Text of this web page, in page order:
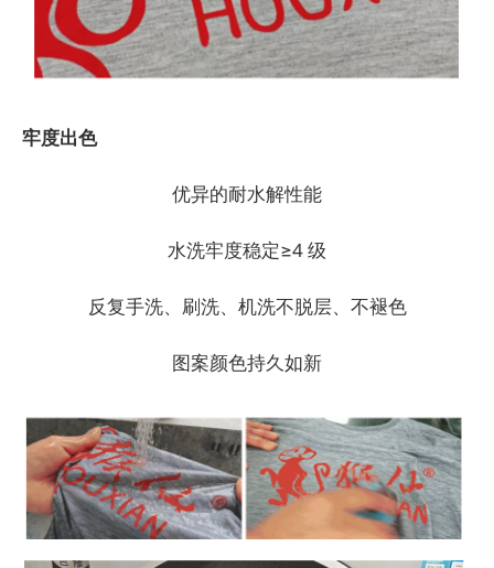
牢度出色
优异的耐水解性能
水洗牢度稳定≥4 级
反复手洗、刷洗、机洗不脱层、不褪色
图案颜色持久如新